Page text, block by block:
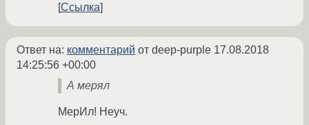
Ссылка
Ответ на: комментарий от deep-purple 17.08.2018
14:25:56 +00:00
А мерял
МерИл! Неуч.